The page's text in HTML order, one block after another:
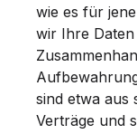
wie es für
wir Ihre
sind etwa aus
Verträge und